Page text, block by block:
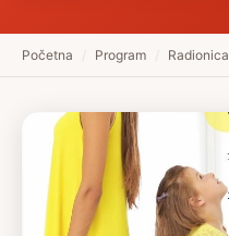
Početna Program Radionica